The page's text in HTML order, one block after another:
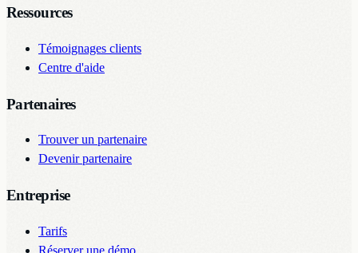
Ressources
Témoignages clients
Centre d'aide
Partenaires
Trouver un partenaire
Devenir partenaire
Entreprise
Tarifs
Réserver une démo